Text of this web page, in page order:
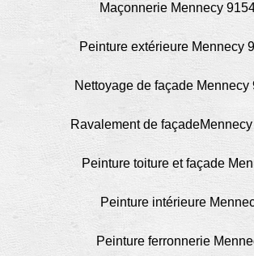
Maçonnerie Mennecy
Peinture extérieure Mennecy
Nettoyage de façade Mennecy
Ravalement de
Peinture toiture et façade
Peinture intérieure
Peinture ferronnerie